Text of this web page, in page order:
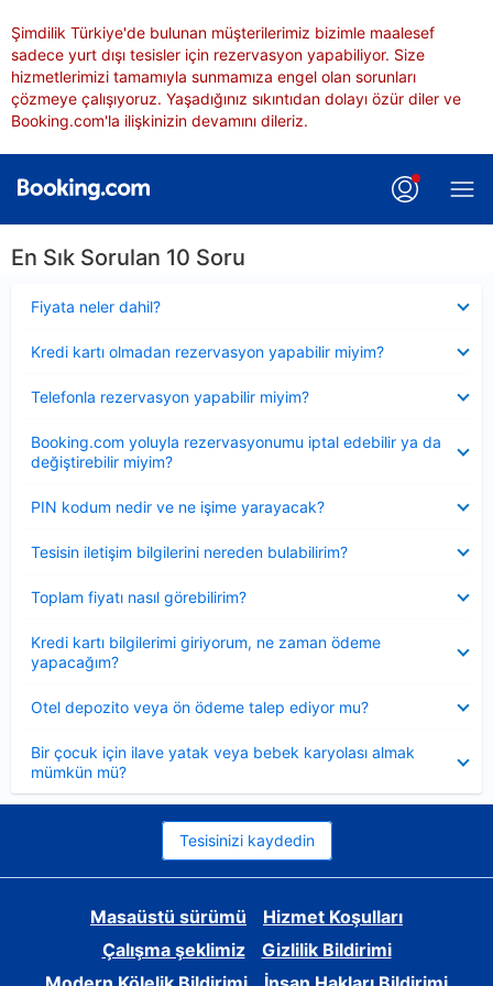
Şimdilik Türkiye'de bulunan müşterilerimiz bizimle maalesef
sadece yurt dışı tesisler için rezervasyon yapabiliyor. Size
hizmetlerimizi tamamıyla sunmamıza engel olan sorunları
çözmeye çalışıyoruz. Yaşadığınız sıkıntıdan dolayı özür diler ve
Booking.com'la ilişkinizin devamını dileriz.
En Sık Sorulan 10 Soru
Fiyata neler dahil?
Kredi kartı olmadan rezervasyon yapabilir miyim?
Telefonla rezervasyon yapabilir miyim?
Booking.com yoluyla rezervasyonumu iptal edebilir ya da
değiştirebilir miyim?
PIN kodum nedir ve ne işime yarayacak?
Tesisin iletişim bilgilerini nereden bulabilirim?
Toplam fiyatı nasıl görebilirim?
Kredi kartı bilgilerimi giriyorum, ne zaman ödeme
yapacağım?
Otel depozito veya ön ödeme talep ediyor mu?
Bir çocuk için ilave yatak veya bebek karyolası almak
mümkün mü?
Tesisinizi kaydedin
Masaüstü sürümü
Hizmet Koşulları
Çalışma şeklimiz
Gizlilik Bildirimi